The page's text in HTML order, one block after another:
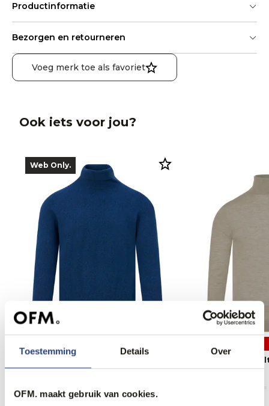
Toestemming Details Over
OFM. maakt gebruik van cookies.
Productinformatie
Bezorgen en retourneren
Voeg merk toe als favoriet
Ook iets voor jou?
Web Only.
Dutch Dandies